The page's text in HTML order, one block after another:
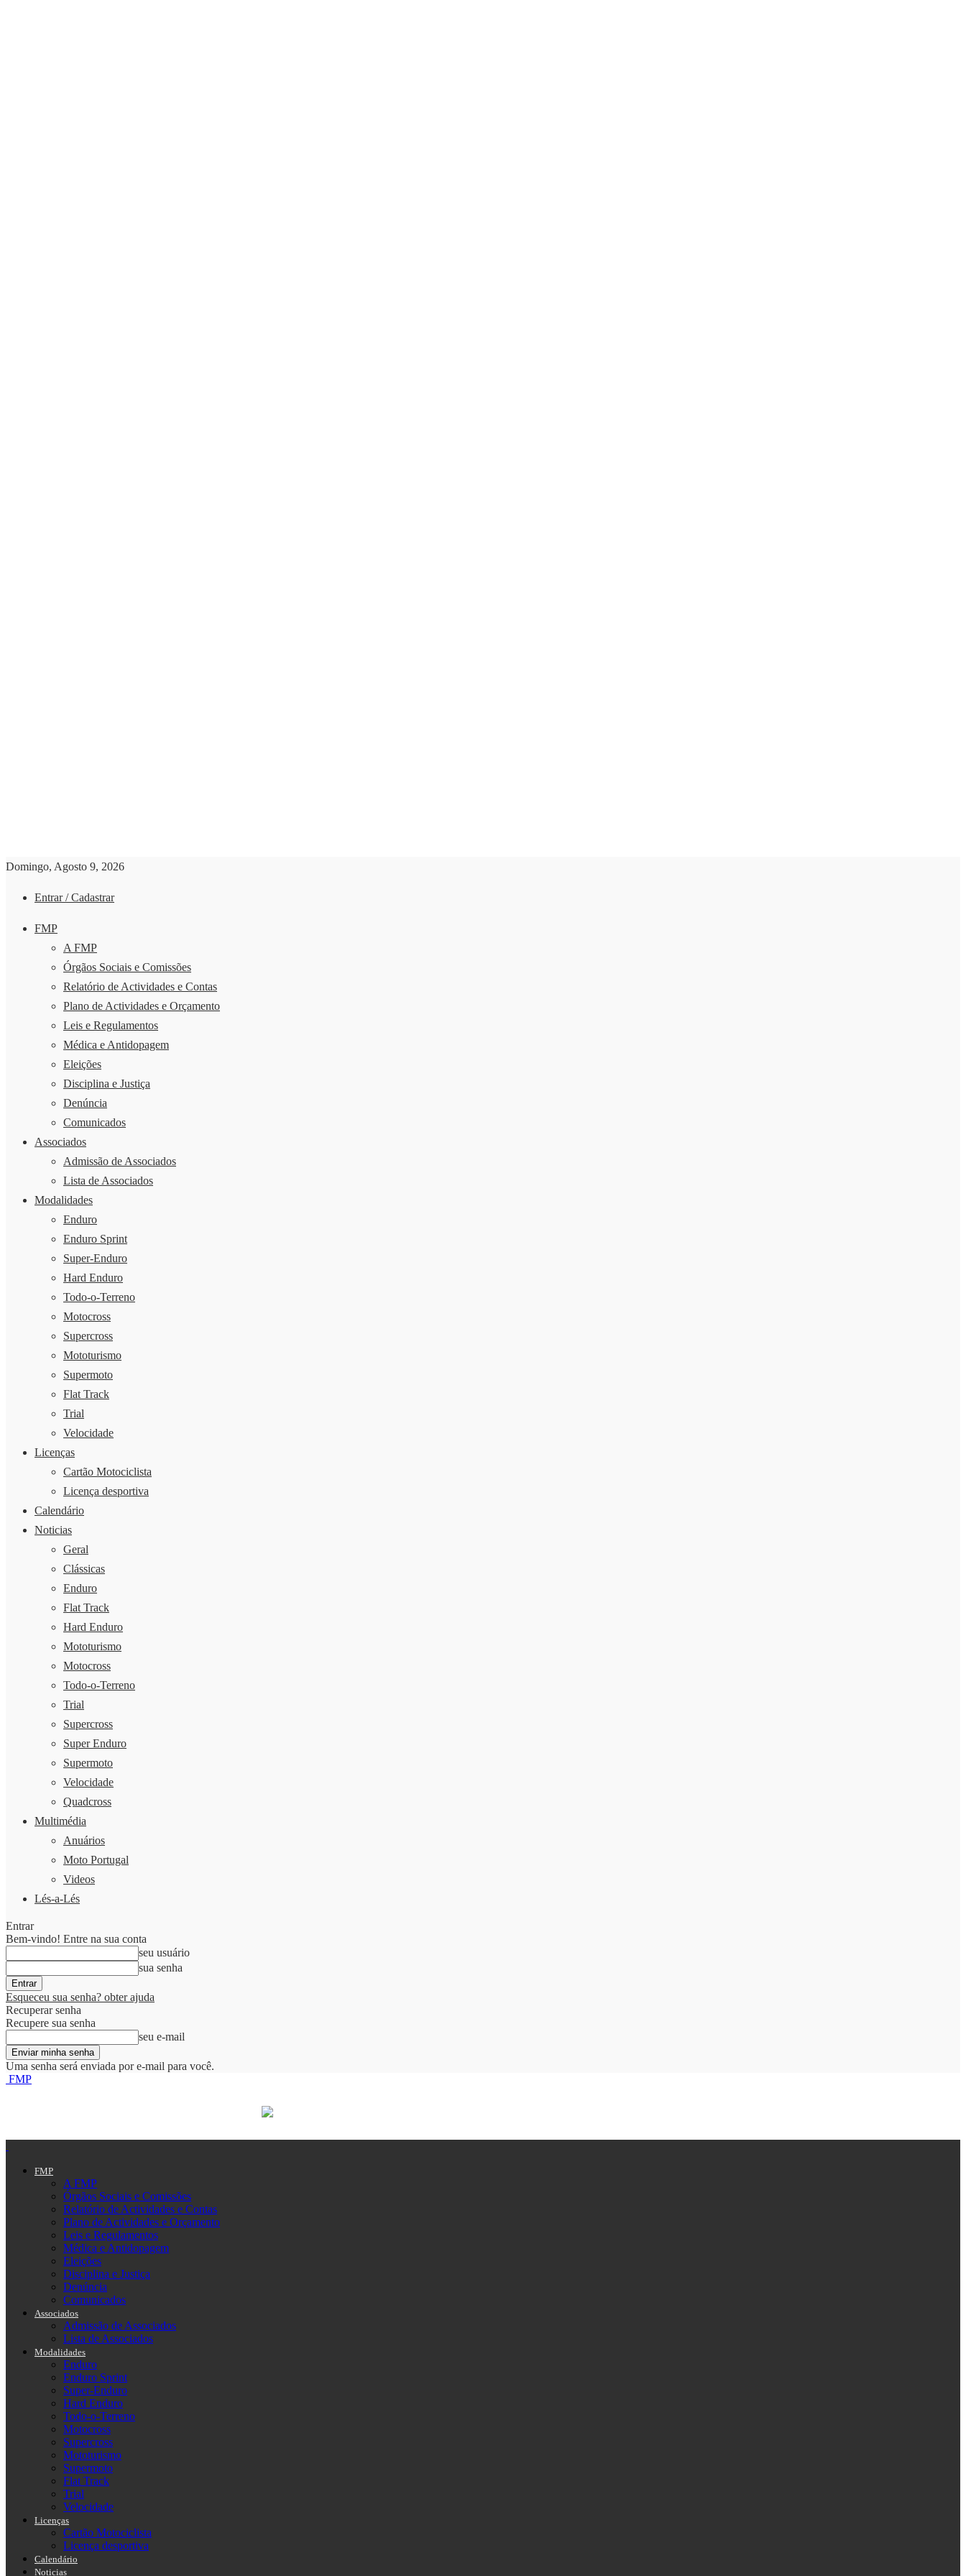
Domingo, Agosto 9, 2026
Entrar / Cadastrar
FMP
A FMP
Órgãos Sociais e Comissões
Relatório de Actividades e Contas
Plano de Actividades e Orçamento
Leis e Regulamentos
Médica e Antidopagem
Eleições
Disciplina e Justiça
Denúncia
Comunicados
Associados
Admissão de Associados
Lista de Associados
Modalidades
Enduro
Enduro Sprint
Super-Enduro
Hard Enduro
Todo-o-Terreno
Motocross
Supercross
Mototurismo
Supermoto
Flat Track
Trial
Velocidade
Licenças
Cartão Motociclista
Licença desportiva
Calendário
Noticias
Geral
Clássicas
Enduro
Flat Track
Hard Enduro
Mototurismo
Motocross
Todo-o-Terreno
Trial
Supercross
Super Enduro
Supermoto
Velocidade
Quadcross
Multimédia
Anuários
Moto Portugal
Videos
Lés-a-Lés
Entrar
Bem-vindo! Entre na sua conta
seu usuário
sua senha
Esqueceu sua senha? obter ajuda
Recuperar senha
Recupere sua senha
seu e-mail
Uma senha será enviada por e-mail para você.
FMP
FMP
A FMP
Órgãos Sociais e Comissões
Relatório de Actividades e Contas
Plano de Actividades e Orçamento
Leis e Regulamentos
Médica e Antidopagem
Eleições
Disciplina e Justiça
Denúncia
Comunicados
Associados
Admissão de Associados
Lista de Associados
Modalidades
Enduro
Enduro Sprint
Super-Enduro
Hard Enduro
Todo-o-Terreno
Motocross
Supercross
Mototurismo
Supermoto
Flat Track
Trial
Velocidade
Licenças
Cartão Motociclista
Licença desportiva
Calendário
Noticias